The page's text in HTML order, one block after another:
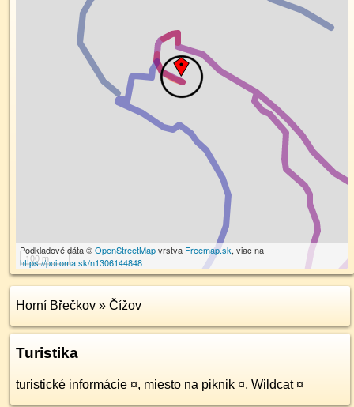
100 m
Podkladové dáta ©OpenStreetMapvrstva Freemap.sk, viac na
https://poi.oma.sk/n1306144848
Horní Břečkov » Čížov
Turistika
turistické informácie ¤, miesto na piknik ¤, Wildcat ¤